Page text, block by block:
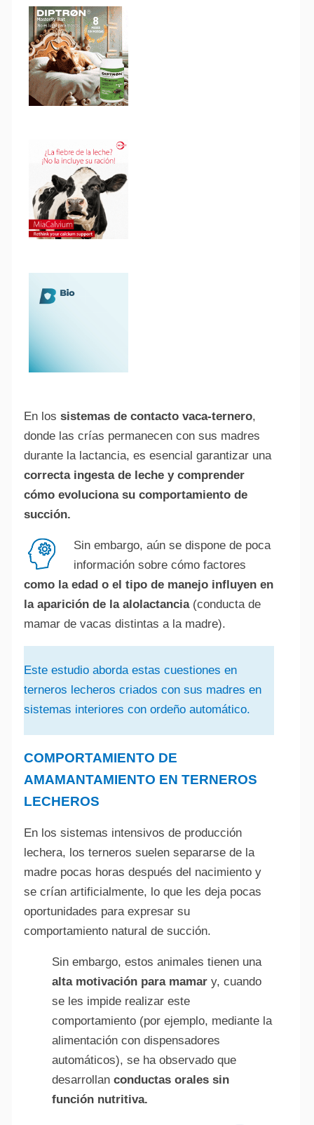
En los sistemas de contacto vaca-ternero,
donde las crías permanecen con sus madres
durante la lactancia, es esencial garantizar una
correcta ingesta de leche y comprender
cómo evoluciona su comportamiento de
succión.
Sin embargo, aún se dispone de poca
información sobre cómo factores
como la edad o el tipo de manejo influyen en
la aparición de la alolactancia(conducta de
mamar de vacas distintas a la madre).
Este estudio aborda estas cuestiones en
terneros lecheros criados con sus madres en
sistemas interiores con ordeño automático.
COMPORTAMIENTO DE
AMAMANTAMIENTO EN TERNEROS
LECHEROS
En los sistemas intensivos de producción
lechera, los terneros suelen separarse de la
madre pocas horas después del nacimiento y
se crían artificialmente, lo que les deja pocas
oportunidades para expresar su
comportamiento natural de succión.
Sin embargo, estos animales tienen una
alta motivación para mamary, cuando
se les impide realizar este
comportamiento (por ejemplo, mediante la
alimentación con dispensadores
automáticos), se ha observado que
desarrollan conductas orales sin
función nutritiva.